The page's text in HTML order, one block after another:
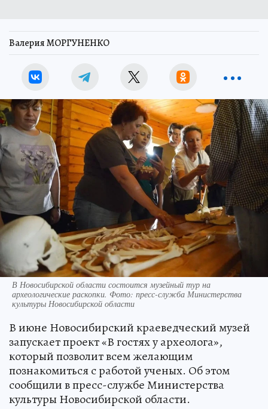
Валерия МОРГУНЕНКО
В Новосибирской области состоится музейный тур на
археологические раскопки. Фото: пресс-служба Министерства
культуры Новосибирской области
В июне Новосибирский краеведческий музей
запускает проект «В гостях у археолога»,
который позволит всем желающим
познакомиться с работой ученых. Об этом
сообщили в пресс-службе Министерства
культуры Новосибирской области.